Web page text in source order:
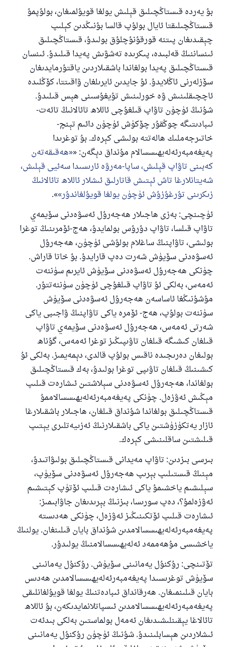
بۇ يەردە قىستاڭچىلىق قېلىش يولغا قويۇلمىغان، بولۇپمۇ
قىستاڭچىلىقتا ئايال بولۇپ قالسا بۇنىڭدىن كېلىپ
چېقىدىغان پىتنە قورقۇنۇچلۇق بولىدۇ، قىستاڭچىلىق
ئىنساننىڭ قەلبىدە، پىكرىدە تەشۋىش پەيدا قىلىدۇ. ئىنسان
قىستاڭچىلىق پەيدا بولغاندا باشقىلاردىن ياقتۇرمايدىغان
سۆزلەرنى ئاڭلايدۇ. ئۇ جايدىن ئايرىلغان ۋاقىتتا، كۆڭلىدە
ئاچچىقلىنىش ۋە خورلىنىش تۇيغۇسىنى ھېس قىلىدۇ.
شۇنىڭ ئۈچۈن تاۋاپ قىلغۇچى ئاللاھ تائالانىڭ تائەت-
ئىبادىتىگە چوڭقۇر چۆكۈش ئۈچۈن دائىم تېنچ-
خاتىرجەملىك ھالەتتە بولىشى كېرەك. بۇ توغرىدا
پەيغەمبەرئەلەيھىسسالام مۇنداق دېگەن: « ھەقىقەتەن
كەبىنى تاۋاپ قېلىش، ساپا-مەرۋە ئارىسىدا سەئيى قېلىش،
شەيتانلارغا تاش ئېتىش قاتارلىق ئىشلار ئاللاھ تائالانىڭ
زىكرىنى تۇرغۇزۇش ئۈچۈن يولغا قويۇلغاندۇر ».
ئۈچىنچى: بەزى ھاجىلار ھەجەرۇل ئەسۋەدنى سۆيمەي
تاۋاپ قىلسا، تاۋاپ دۇرۇس بولمايدۇ، ھەج-ئۆمرىنىڭ توغرا
بولىشى، تاۋاپنىڭ ساغلام بولۇشى ئۈچۈن، ھەجەرۇل
ئەسۋەدنى سۆيۈش شەرت دەپ قارايدۇ. بۇ خاتا قاراش.
چۈنكى ھەجەرۇل ئەسۋەدنى سۆيۈش ئايرىم سۈننەت
ئەمەس، بەلكى ئۇ تاۋاپ قىلغۇچى ئۈچۈن سۈننەتتۇر.
مۇشۇنىڭغا ئاساسەن ھەجەرۇل ئەسۋەدنى سۆيۈش
سۈننەت بولۇپ، ھەج- ئۆمرە ياكى تاۋاپنىڭ ۋاجىبى ياكى
شەرتى ئەمەس، ھەجەرۇل ئەسۋەدنى سۆيمەي تاۋاپ
قىلغان كىشىگە قىلغان تاۋىپىڭىز توغرا ئەمەس، گۇناھ
بولىغان دەرىجىدە ناقىس بولۇپ قالدى، دېمەيمىز. بەلكى ئۇ
كىشىنىڭ قىلغان تاۋىپى توغرا بولىدۇ، بەك قىستاڭچىلىق
بولغاندا، ھەجەرۇل ئەسۋەدنى سېلاشتىن ئىشارەت قىلىپ
مېڭىش ئەۋزەل. چۈنكى پەيغەمبەرئەلەيھىسسالاممۇ
قىستاڭچىلىق بولغاندا شۇنداق قىلغان، ھاجىلار باشقىلارغا
ئازار يەتكۈزۈشتىن ياكى باشقىلارنىڭ ئەزىيەتلىرى يېتىپ
قىلىشتىن ساقلىنىشى كېرەك.
بىرسى بىزدىن: تاۋاپ مەيدانى قىستاڭچىلىق بولىۋاتىدۇ،
مېنىڭ قىستىلىپ بېرىپ ھەجەرۇل ئەسۋەدنى سۆيۈپ،
سېلىشىم ياخشىمۇ ياكى ئىشارەت قىلىپ ئۆتۈپ كېتىشىم
ئەۋزەلمۇ؟، دەپ سورىسا، بىزنىڭ بېرىدىغان جاۋابىمىز:
ئىشارەت قىلىپ ئۆتكىنىڭىز ئەۋزەل، چۈنكى ھەدىستە
پەيغەمبەرئەلەيھىسسالامدىن شۇنداق بايان قىلىنغان. يولنىڭ
ياخشىسى مۇھەممەد ئەلەيھىسسالامنىڭ يولىدۇر.
تۆتىنچى: رۇكنۇل يەمانىنى سۆيۈش. رۇكنۇل يەمانىنى
سۆيۈش توغرىسىدا پەيغەمبەرئەلەيھىسسالامدىن ھەدىس
بايان قىلىنمىغان. ھەرقانداق ئىبادەتنىڭ يولغا قويۇلغانلىقى
پەيغەمبەرئەلەيھىسسالامدىن ئىسپاتلانمايدىكەن، بۇ ئاللاھ
تائالاغا يېقىنلىشىدىغان ئەمەل بولماستىن بەلكى بىدئەت
ئىشلاردىن ھېسابلىنىدۇ. شۇنىڭ ئۈچۈن رۇكنۇل يەمانىنى
110845 - نومۇرلۇق سوئالنىڭ جاۋابى